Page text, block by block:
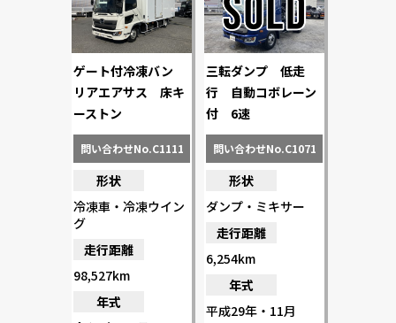
ゲート付冷凍バン
リアエアサス 床キ
ーストン
問い合わせNo.C1111
形状
冷凍車・冷凍ウイン
グ
走行距離
98,527km
年式
三転ダンプ 低走
行 自動コボレーン
付 6速
問い合わせNo.C1071
形状
ダンプ・ミキサー
走行距離
6,254km
年式
平成29年・11月